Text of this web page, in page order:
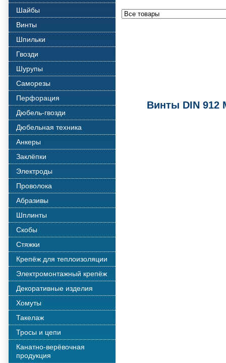
Шайбы
Винты
Шпильки
Гвозди
Шурупы
Саморезы
Перфорация
Дюбель-гвозди
Дюбельная техника
Анкеры
Заклёпки
Электроды
Проволока
Абразивы
Шплинты
Скобы
Стяжки
Крепёж для теплоизоляции
Электромонтажный крепёж
Декоративные изделия
Хомуты
Такелаж
Тросы и цепи
Канатно-верёвочная
продукция
Винты DIN 912